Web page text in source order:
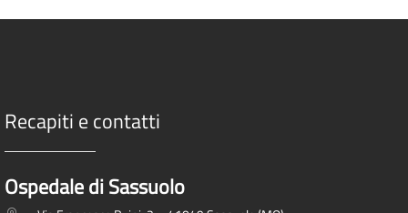
Recapiti e contatti
Ospedale di Sassuolo